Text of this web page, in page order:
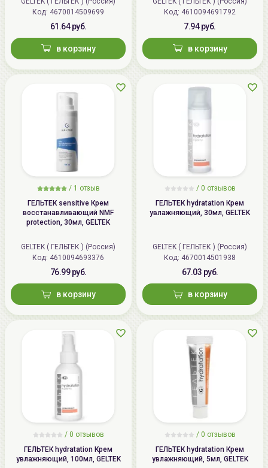
Код: 4670014509699
61.64 руб.
в корзину
Код: 4610094691792
7.94 руб.
в корзину
/ 1 отзыв
ГЕЛЬТЕК sensitive Крем
восстанавливающий NMF
protection, 30мл, GELTEK
GELTEK ( ГЕЛЬТЕК ) (Россия)
Код: 4610094693376
76.99 руб.
в корзину
/ 0 отзывов
ГЕЛЬТЕК hydratation Крем
увлажняющий, 30мл, GELTEK
GELTEK ( ГЕЛЬТЕК ) (Россия)
Код: 4670014501938
67.03 руб.
в корзину
/ 0 отзывов
ГЕЛЬТЕК hydratation Крем
увлажняющий, 100мл, GELTEK
/ 0 отзывов
ГЕЛЬТЕК hydratation Крем
увлажняющий, 5мл, GELTEK